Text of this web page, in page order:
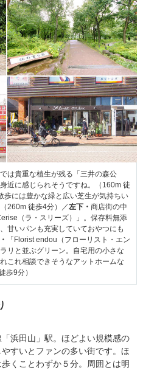
は貴重な植生が残る「三井の森公
近に感じられそうですね。（160m 徒
歩には豊かな緑と広い芝生が気持ちい
260m 徒歩4分）／左下・ 商店街の中
（ラ・スリーズ）」。保存料無添
甘いパンも充実していておやつにも
「Florist endou（フローリスト・エン
リと並ぶグリーン。自宅用の小さな
これ相談できそうなアットホームな
歩9分）
浜田山」駅。ほどよい規模感の
すいとファンの多い街です。ほ
くことわずか５分。周囲とは明